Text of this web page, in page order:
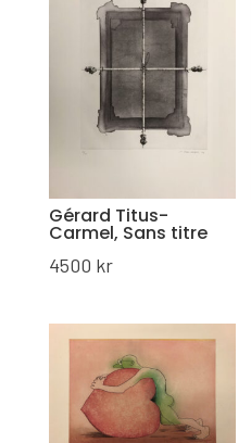
Gérard Titus-
Carmel, Sans titre
4500 kr